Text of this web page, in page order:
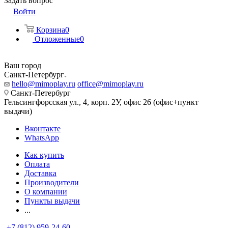
Войти
Корзина0
Отложенные0
Ваш город
Санкт-Петербург
hello@mimoplay.ru office@mimoplay.ru
Санкт-Петербург
Гельсингфорсская ул., 4, корп. 2У, офис 26 (офис+пункт
выдачи)
Вконтакте
WhatsApp
Как купить
Оплата
Доставка
Производители
О компании
Пункты выдачи
...